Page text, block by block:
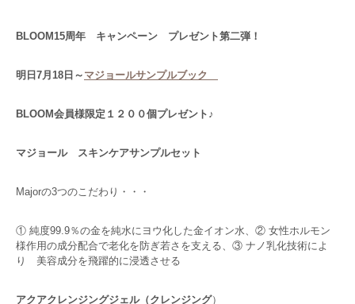
BLOOM15周年 キャンペーン プレゼント第二弾！
明日7月18日～ マジョールサンプルブック
BLOOM会員様限定１２００個プレゼント♪
マジョール スキンケアサンプルセット
Majorの3つのこだわり・・・
① 純度99.9％の金を純水にヨウ化した金イオン水、② 女性ホルモン
様作用の成分配合で老化を防ぎ若さを支える、③ ナノ乳化技術によ
り 美容成分を飛躍的に浸透させる
アクアクレンジングジェル（クレンジング）